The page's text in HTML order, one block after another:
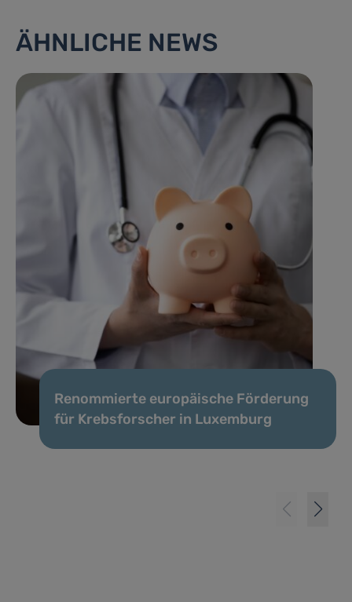
ÄHNLICHE NEWS
Renommierte europäische Förderung
für Krebsforscher in Luxemburg